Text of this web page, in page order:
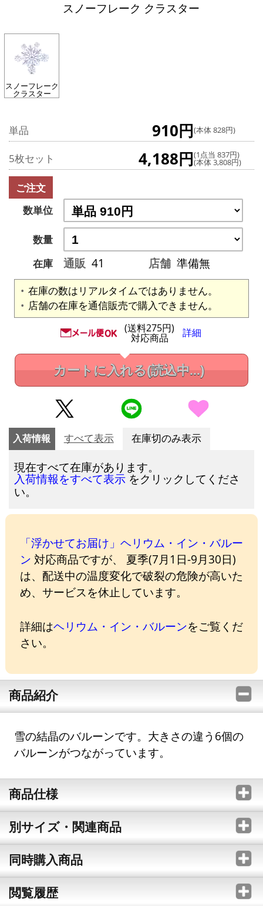
スノーフレーク クラスター
スノーフレーク
クラスター
単品 910円(本体 828円)
5枚セット 4,188円(1点当 837円)
(本体 3,808円)
ご注文
数単位
数量
在庫
通販 41 店舗 準備無
在庫の数はリアルタイムではありません。
店舗の在庫を通信販売で購入できません。
(送料275円)
対応商品 詳細
カートに入れる(読込中...)
入荷情報 すべて表示 在庫切のみ表示
現在すべて在庫があります。
入荷情報をすべて表示 をクリックしてくださ
い。
「浮かせてお届け」ヘリウム・イン・バルー
ン 対応商品ですが、 夏季(7月1日-9月30日)
は、配送中の温度変化で破裂の危険が高いた
め、サービスを休止しています。
詳細はヘリウム・イン・バルーンをご覧くだ
さい。
商品紹介
雪の結晶のバルーンです。大きさの違う6個の
バルーンがつながっています。
商品仕様
別サイズ・関連商品
同時購入商品
閲覧履歴